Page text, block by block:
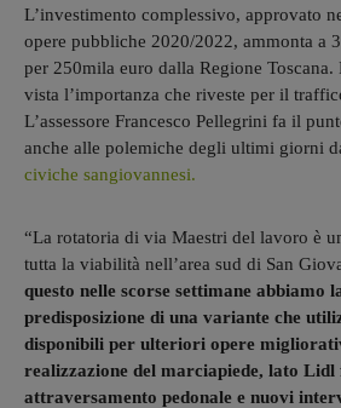
L’investimento complessivo, approvato
opere pubbliche 2020/2022, ammonta a
per 250mila euro dalla Regione Toscana.
vista l’importanza che riveste per il
L’assessore Francesco Pellegrini fa il
anche alle polemiche degli ultimi giorni
civiche sangiovannesi.
“La rotatoria di via Maestri del lavoro è
tutta la viabilità nell’area sud di San
questo nelle scorse settimane abbiamo
predisposizione di una variante che
disponibili per ulteriori opere
realizzazione del marciapiede, lato Lidl
attraversamento pedonale e nuovi